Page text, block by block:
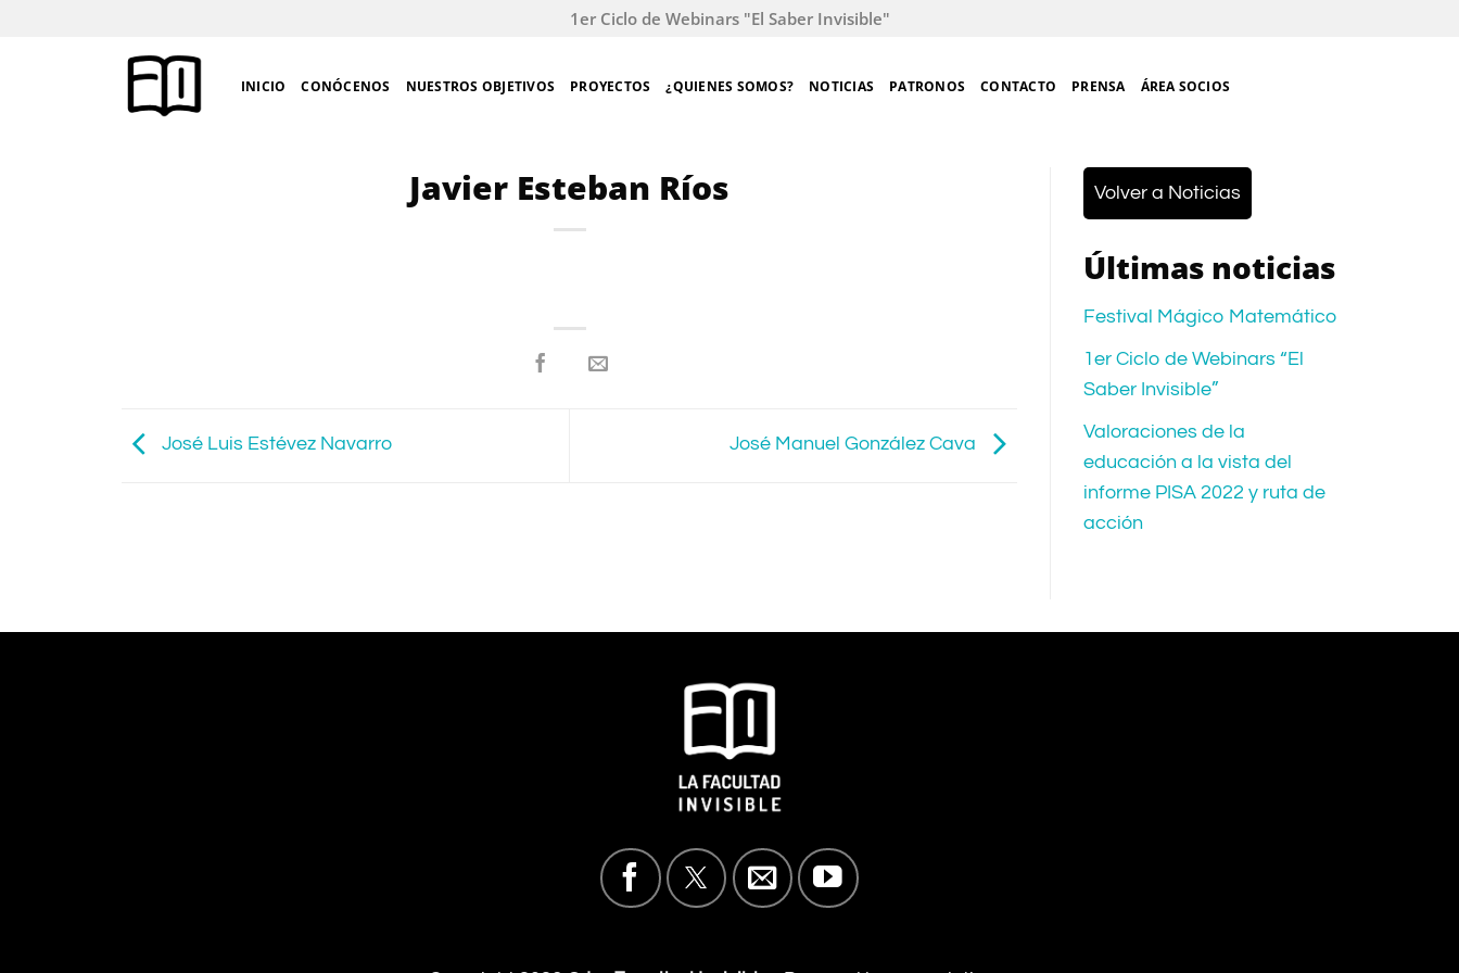
1er Ciclo de Webinars "El Saber Invisible"
INICIO CONÓCENOS NUESTROS OBJETIVOS PROYECTOS ¿QUIENES SOMOS? NOTICIAS PATRONOS CONTACTO PRENSA ÁREA SOCIOS
Javier Esteban Ríos
José Luis Estévez Navarro José Manuel González Cava
Volver a Noticias
Últimas noticias
Festival Mágico Matemático
1er Ciclo de Webinars “El
Saber Invisible”
Valoraciones de la
educación a la vista del
informe PISA 2022 y ruta de
acción